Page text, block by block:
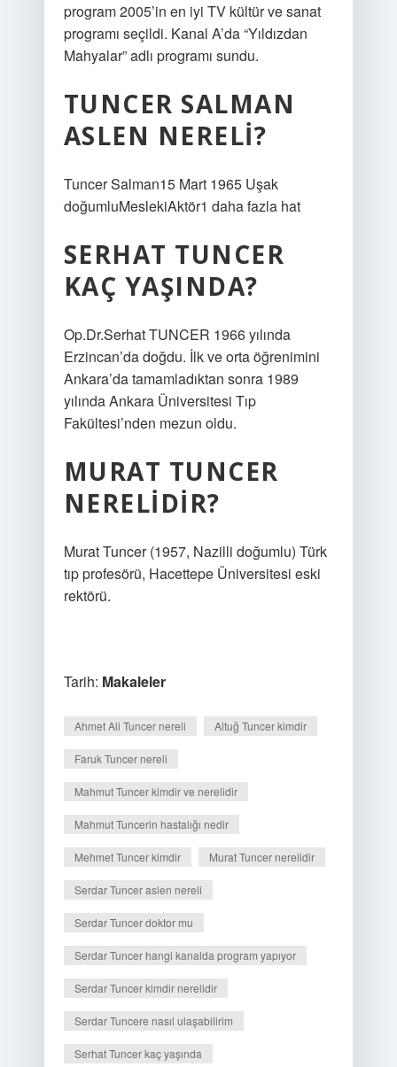
program 2005’in en iyi TV kültür ve sanat
programı seçildi. Kanal A’da “Yıldızdan
Mahyalar” adlı programı sundu.
TUNCER SALMAN
ASLEN NERELI?
Tuncer Salman15 Mart 1965 Uşak
doğumluMeslekiAktör1 daha fazla hat
SERHAT TUNCER
KAÇ YAŞINDA?
Op.Dr.Serhat TUNCER 1966 yılında
Erzincan’da doğdu. İlk ve orta öğrenimini
Ankara’da tamamladıktan sonra 1989
yılında Ankara Üniversitesi Tıp
Fakültesi’nden mezun oldu.
MURAT TUNCER
NERELIDIR?
Murat Tuncer (1957, Nazilli doğumlu) Türk
tıp profesörü, Hacettepe Üniversitesi eski
rektörü.
Tarih: Makaleler
Ahmet Ali Tuncer nereli Altuğ Tuncer kimdir
Faruk Tuncer nereli
Mahmut Tuncer kimdir ve nerelidir
Mahmut Tuncerin hastalığı nedir
Mehmet Tuncer kimdir Murat Tuncer nerelidir
Serdar Tuncer aslen nereli
Serdar Tuncer doktor mu
Serdar Tuncer hangi kanalda program yapıyor
Serdar Tuncer kimdir nerelidir
Serdar Tuncere nasıl ulaşabilirim
Serhat Tuncer kaç yaşında